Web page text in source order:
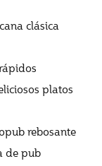
clásica
platos
rebosante
de pub